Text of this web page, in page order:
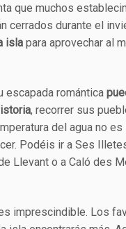
que muchos
cerrados durante el
isla para aprovechar al
escapada romántica
, recorrer sus
del agua no
Podéis ir a Ses
Llevant o a Caló des
imprescindible. Los